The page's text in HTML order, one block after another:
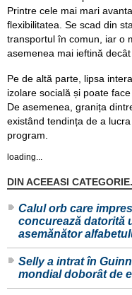
Printre cele mai mari
flexibilitatea. Se scad din
transportul în comun, iar o
asemenea mai ieftină
Pe de altă parte, lipsa
izolare socială și poate
De asemenea, granița
existând tendința de a
program.
loading...
DIN ACEEASI
Calul orb care
concurează datorită
asemănător
Selly a intrat în
mondial doborât de